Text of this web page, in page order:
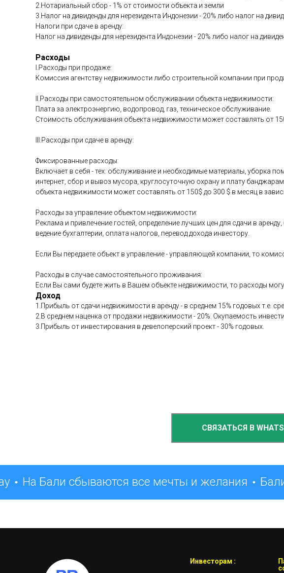
2.Нотариальный сбор - 1% от стоимости объекта и земли
3.Налог на дивиденды для нерезидента Индонезии - 20% либо налог на
Налоги при сдаче в аренду:
Налог на дивиденды для нерезидента Индонезии - 20% либо налог на
Расходы
I.Расходы при продаже:
Комиссия агентству недвижимости либо строительной компании при
II.Расходы при самостоятельном обслуживании объекта недвижимости:
Плата за электроэнергию, водопровод, газ, техническое обслуживание.
Стоимость обслуживания объекта недвижимости может составлять от
III.Расходы при сдаче в аренду:
Фиксированные расходы:
Включает в себя - тех. обслуживание и необходимые материалы, уборка
интернет, сбор и вывоз мусора, круглосуточную охрану и плату
объекта недвижимости может составлять от 150$ до 300 $ в месяц в
Расходы за управление объектом недвижимости:
Реклама и привлечение гостей, определение лучших цен для сдачи в
ведение бухгалтерии, оплата налогов, перевод дохода инвестору.
Если Вы передаете объект в управление - управляющей компании, то
Расходы в случае самостоятельного проживания:
Если Вы сами будете жить в Вашем объекте недвижимости, то расходы
Доход
1.Прибыль от сдачи недвижимости в аренду - в среднем 15% годовых т.е.
2.В среднем наценка от продажи недвижимости - 20%. Окупаемость
3.Прибыль от инвестирования в девелоперский проект - 30% годовых.
СВЯЗАТЬСЯ В
На Бали сбываются все мечты и желания
Инвесторам :